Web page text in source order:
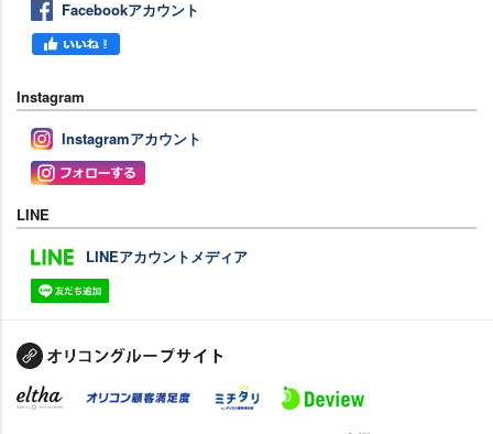
Facebookアカウント
Instagram
Instagramアカウント
LINE
LINEアカウントメディア